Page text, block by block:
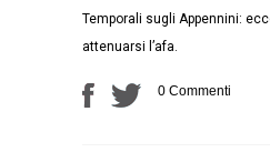
Temporali sugli Appennini:
attenuarsi l’afa.
0 Commenti